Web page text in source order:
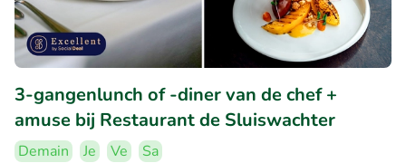
3-gangenlunch of -diner van de chef +
amuse bij Restaurant de Sluiswachter
Demain Je Ve
Sa